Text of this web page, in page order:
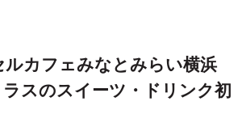
ルカフェみなとみらい横浜
スのスイーツ・ドリンク初